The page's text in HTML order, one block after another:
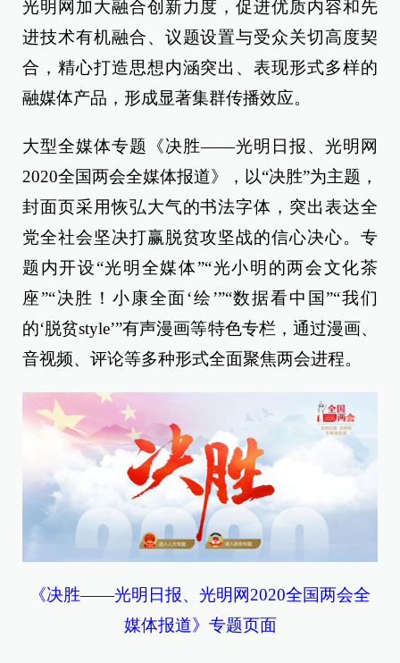
光明网加大融合创新力度，促进优质内容和先
进技术有机融合、议题设置与受众关切高度契
合，精心打造思想内涵突出、表现形式多样的
融媒体产品，形成显著集群传播效应。
大型全媒体专题《决胜——光明日报、光明网
2020全国两会全媒体报道》，以“决胜”为主题，
封面页采用恢弘大气的书法字体，突出表达全
党全社会坚决打赢脱贫攻坚战的信心决心。专
题内开设“光明全媒体”“光小明的两会文化茶
座”“决胜！小康全面‘绘’”“数据看中国”“我们
的‘脱贫style’”有声漫画等特色专栏，通过漫画、
音视频、评论等多种形式全面聚焦两会进程。
《决胜——光明日报、光明网2020全国两会全
媒体报道》专题页面